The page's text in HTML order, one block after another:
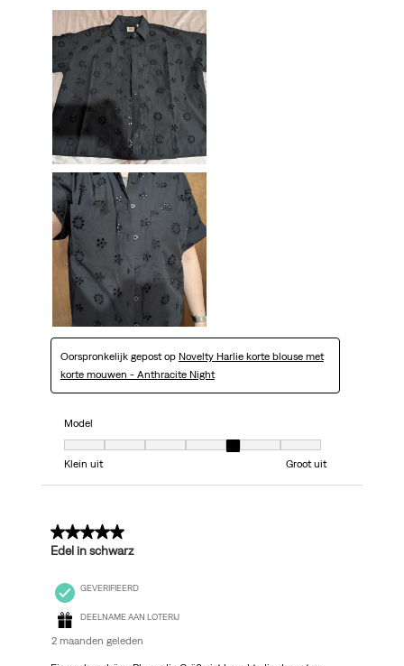
Oorspronkelijk gepost op Novelty Harlie korte blouse met
korte mouwen - Anthracite Night
Model
Model, 5 van 7, waarbij 1 gelijk is aan Klein uit en 7 gelijk is aan Groot uit
Klein uit
Groot uit
5 van 5 sterren.
Edel in schwarz
GEVERIFIEERD
DEELNAME AAN LOTERIJ
2 maanden geleden